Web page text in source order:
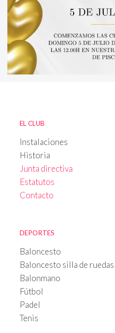
EL CLUB
Instalaciones
Historia
Junta directiva
Estatutos
Contacto
DEPORTES
Baloncesto
Baloncesto silla de ruedas
Balonmano
Fútbol
Padel
Tenis